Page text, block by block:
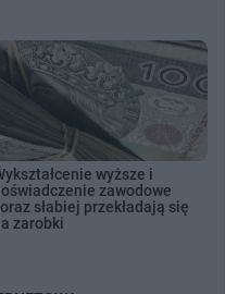
wyższe i
zawodowe
słabiej przekładają się
zarobki